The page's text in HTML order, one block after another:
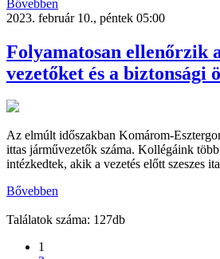
Bővebben
2023. február 10., péntek 05:00
Folyamatosan ellenőrzik
vezetőket és a biztonsági
Az elmúlt időszakban Komárom-
ittas járművezetők száma. Kollégáink
intézkedtek, akik a vezetés előtt szeszes
Bővebben
Találatok száma: 127db
1